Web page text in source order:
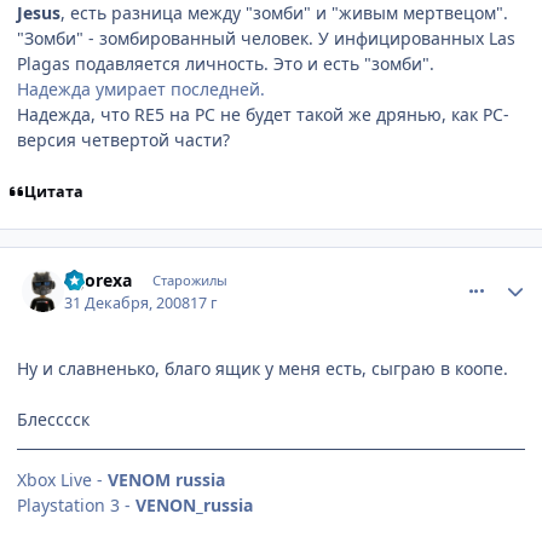
Jesus, есть разница между "зомби" и "живым мертвецом".
"Зомби" - зомбированный человек. У инфицированных Las
Plagas подавляется личность. Это и есть "зомби".
Надежда умирает последней.
Надежда, что RE5 на PC не будет такой же дрянью, как PC-
версия четвертой части?
Цитата
1gorexa Старожилы
31 Декабря, 200817 г
Ну и славненько, благо ящик у меня есть, сыграю в коопе.
Блесссск
Xbox Live - VENOM russia
Playstation 3 - VENON_russia